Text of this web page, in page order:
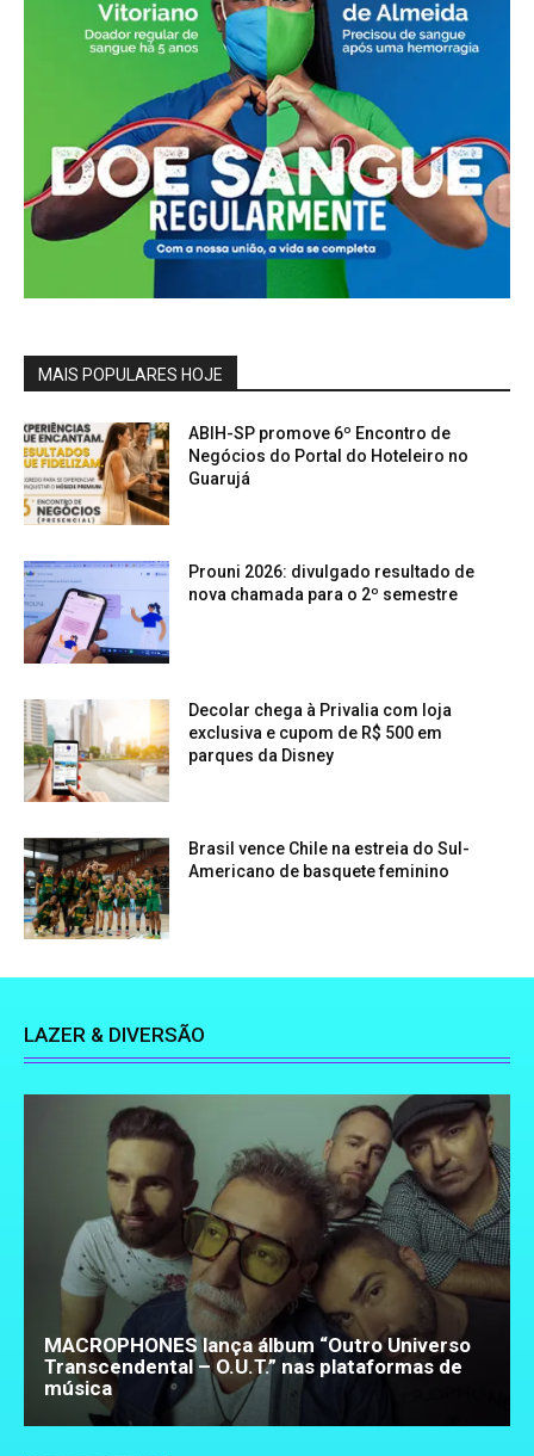
MAIS POPULARES HOJE
ABIH-SP promove 6º Encontro de
Negócios do Portal do Hoteleiro no
Guarujá
Prouni 2026: divulgado resultado de
nova chamada para o 2º semestre
Decolar chega à Privalia com loja
exclusiva e cupom de R$ 500 em
parques da Disney
Brasil vence Chile na estreia do Sul-
Americano de basquete feminino
LAZER & DIVERSÃO
MACROPHONES lança álbum “Outro Universo
Transcendental – O.U.T.” nas plataformas de
música